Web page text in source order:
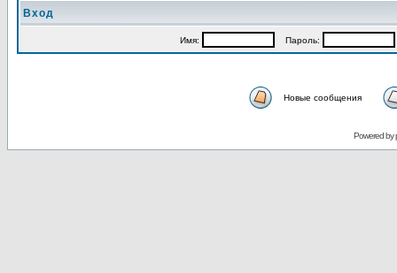
Вход
Имя: Пароль:
Новые сообщения
Powered by